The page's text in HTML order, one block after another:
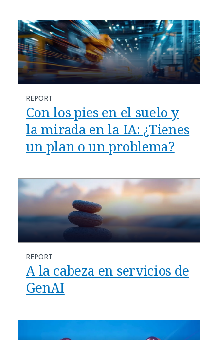
REPORT
Con los pies en el suelo y
la mirada en la IA: ¿Tienes
un plan o un problema?
REPORT
A la cabeza en servicios de
GenAI